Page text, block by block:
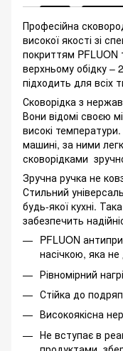
Професійна
високої якості зі
покриттям PFLUON
верхньому обідку –
підходить для всіх
Сковорідка з
Вони відомі своєю
високі
машині, за ними
сковорідками
Зручна ручка не
Стильний
будь-якої кухні.
забезпечить
PFLUON
насічкою, яка не
Рівномірний
Стійка до
Високоякісна
Не вступає в